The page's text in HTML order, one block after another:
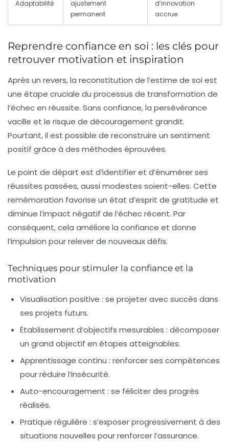
Adaptabilité
ajustement
permanent
d’innovation
accrue
Reprendre confiance en soi : les clés pour
retrouver motivation et inspiration
Après un revers, la reconstitution de l’estime de soi est
une étape cruciale du processus de transformation de
l’échec en réussite. Sans confiance, la persévérance
vacille et le risque de découragement grandit.
Pourtant, il est possible de reconstruire un sentiment
positif grâce à des méthodes éprouvées.
Le point de départ est d’identifier et d’énumérer ses
réussites passées, aussi modestes soient-elles. Cette
remémoration favorise un état d’esprit de gratitude et
diminue l’impact négatif de l’échec récent. Par
conséquent, cela améliore la confiance et donne
l’impulsion pour relever de nouveaux défis.
Techniques pour stimuler la confiance et la
motivation
Visualisation positive : se projeter avec succès dans
ses projets futurs.
Établissement d’objectifs mesurables : décomposer
un grand objectif en étapes atteignables.
Apprentissage continu : renforcer ses compétences
pour réduire l’insécurité.
Auto-encouragement : se féliciter des progrès
réalisés.
Pratique régulière : s’exposer progressivement à des
situations nouvelles pour renforcer l’assurance.